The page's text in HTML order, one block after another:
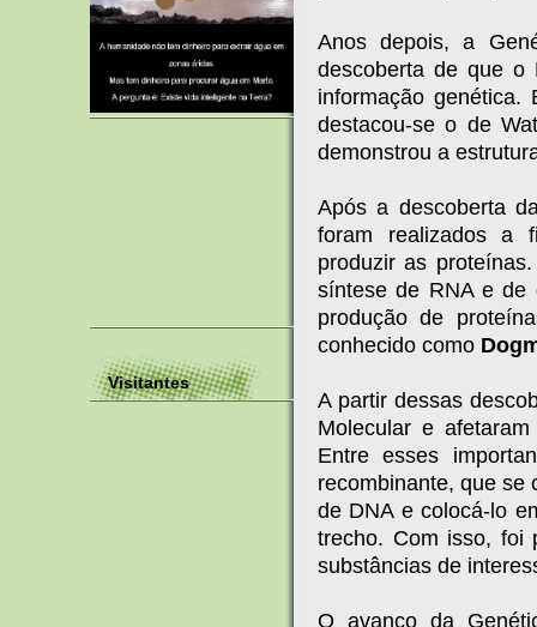
Visitantes
Anos depois, a
descoberta de que o
informação genética.
destacou-se o de
demonstrou a
Após a descoberta
foram realizados a
produzir as
síntese de RNA e de
produção de
conhecido como
A partir dessas
Molecular e
Entre esses
recombinante, que se
de DNA e colocá-lo
trecho. Com isso, foi
substâncias de
O avanço da